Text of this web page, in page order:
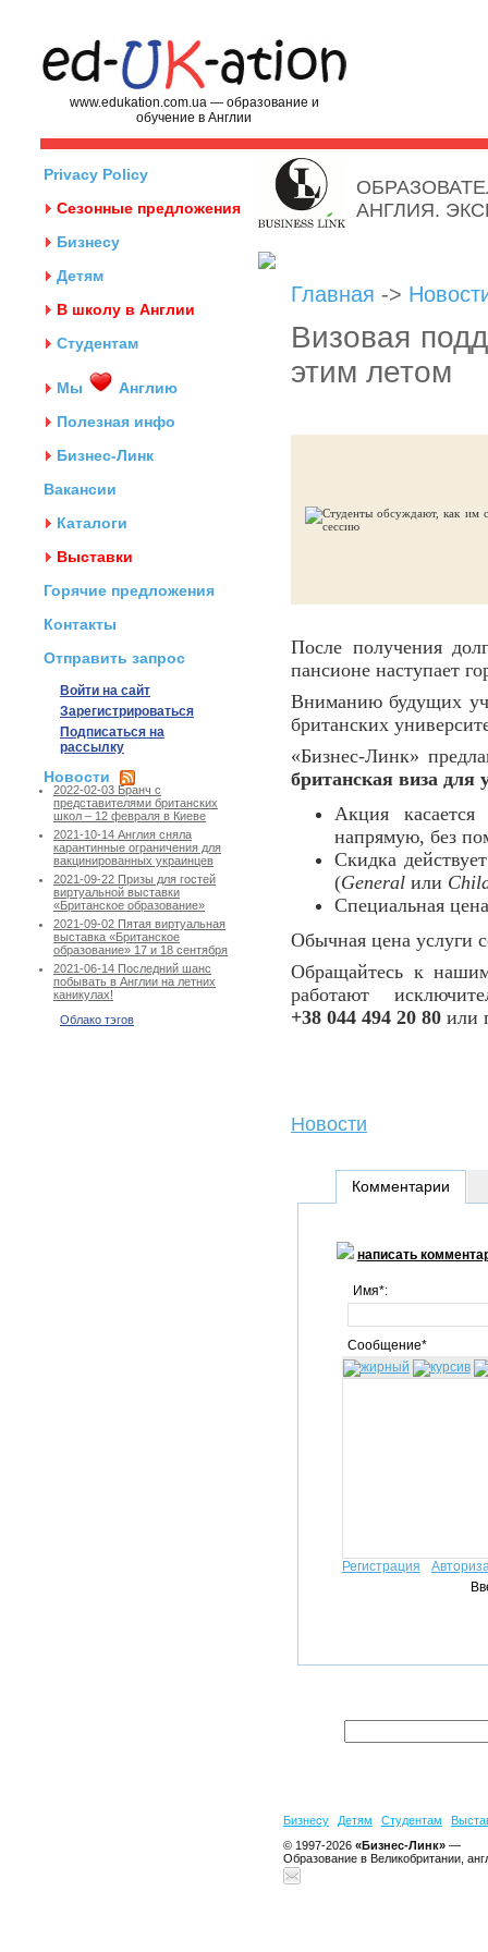
www.edukation.com.ua — образование и
обучение в Англии
Privacy Policy
Сезонные предложения
Бизнесу
Детям
В школу в Англии
Студентам
Мы
Англию
Полезная инфо
Бизнес-Линк
Вакансии
Каталоги
Выставки
Горячие предложения
Контакты
Отправить запрос
Войти на сайт
Зарегистрироваться
Подписаться на
рассылку
Новости
2022-02-03 Бранч с
представителями британских
школ – 12 февраля в Киеве
2021-10-14 Англия сняла
карантинные ограничения для
вакцинированных украинцев
2021-09-22 Призы для гостей
виртуальной выставки
«Британское образование»
2021-09-02 Пятая виртуальная
выставка «Британское
образование» 17 и 18 сентября
2021-06-14 Последний шанс
побывать в Англии на летних
каникулах!
Облако тэгов
АНГЛИЯ.
Главная ->
Визовая
этим летом
После получения
пансионе наступает
Вниманию будущих
британских
«Бизнес-Линк»
британская виза для
Акция
напрямую, без
Скидка
(General или
Специальная
Обычная цена услуги
Обращайтесь к
работают
+38 044 494 20 80 или
Новости
Комментарии
написать
Имя*:
Сообщение*
Регистрация
Бизнесу Детям Студентам
© 1997-2026 «Бизнес-Линк» —
Образование в Великобритании,